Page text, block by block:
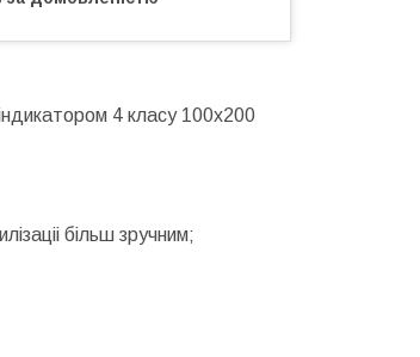
4 класу 100х200
більш зручним;